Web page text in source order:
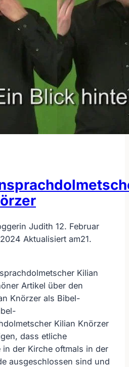
Judith 12. Februar
Aktualisiert am21.
Kilian
Artikel über den
Knörzer als Bibel-
Kilian Knörzer
dass etliche
in der Kirche oftmals in der
ausgeschlossen sind und